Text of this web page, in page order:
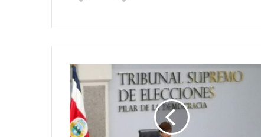
Magistrada
presidente
del
TSE:
Habrá
elección